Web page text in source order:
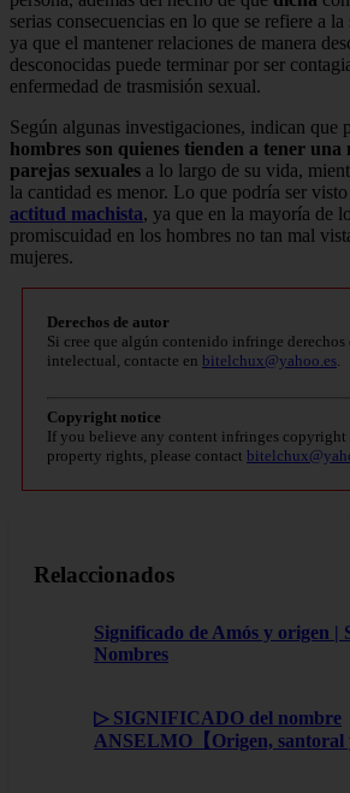
serias consecuencias en lo que se refiere a la
ya que el mantener relaciones de manera
desconocidas puede terminar por ser
enfermedad de trasmisión sexual.
Según algunas investigaciones, indican que
hombres son quienes tienden a tener
parejas sexuales a lo largo de su vida,
la cantidad es menor. Lo que podría ser
actitud machista, ya que en la mayoría de
promiscuidad en los hombres no tan mal
mujeres.
Derechos de autor
Si cree que algún contenido infringe derechos
intelectual, contacte en bitelchux@yahoo.es
Copyright notice
If you believe any content infringes
property rights, please contact
Relaccionados
Significado de Amós y origen |
Nombres
▷ SIGNIFICADO del nombre
ANSELMO【Origen, santoral